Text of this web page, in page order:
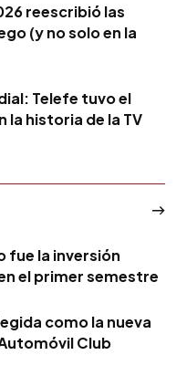
reescribió las
(y no solo en la
Telefe tuvo el
la historia de la TV
fue la inversión
el primer semestre
como la nueva
Club